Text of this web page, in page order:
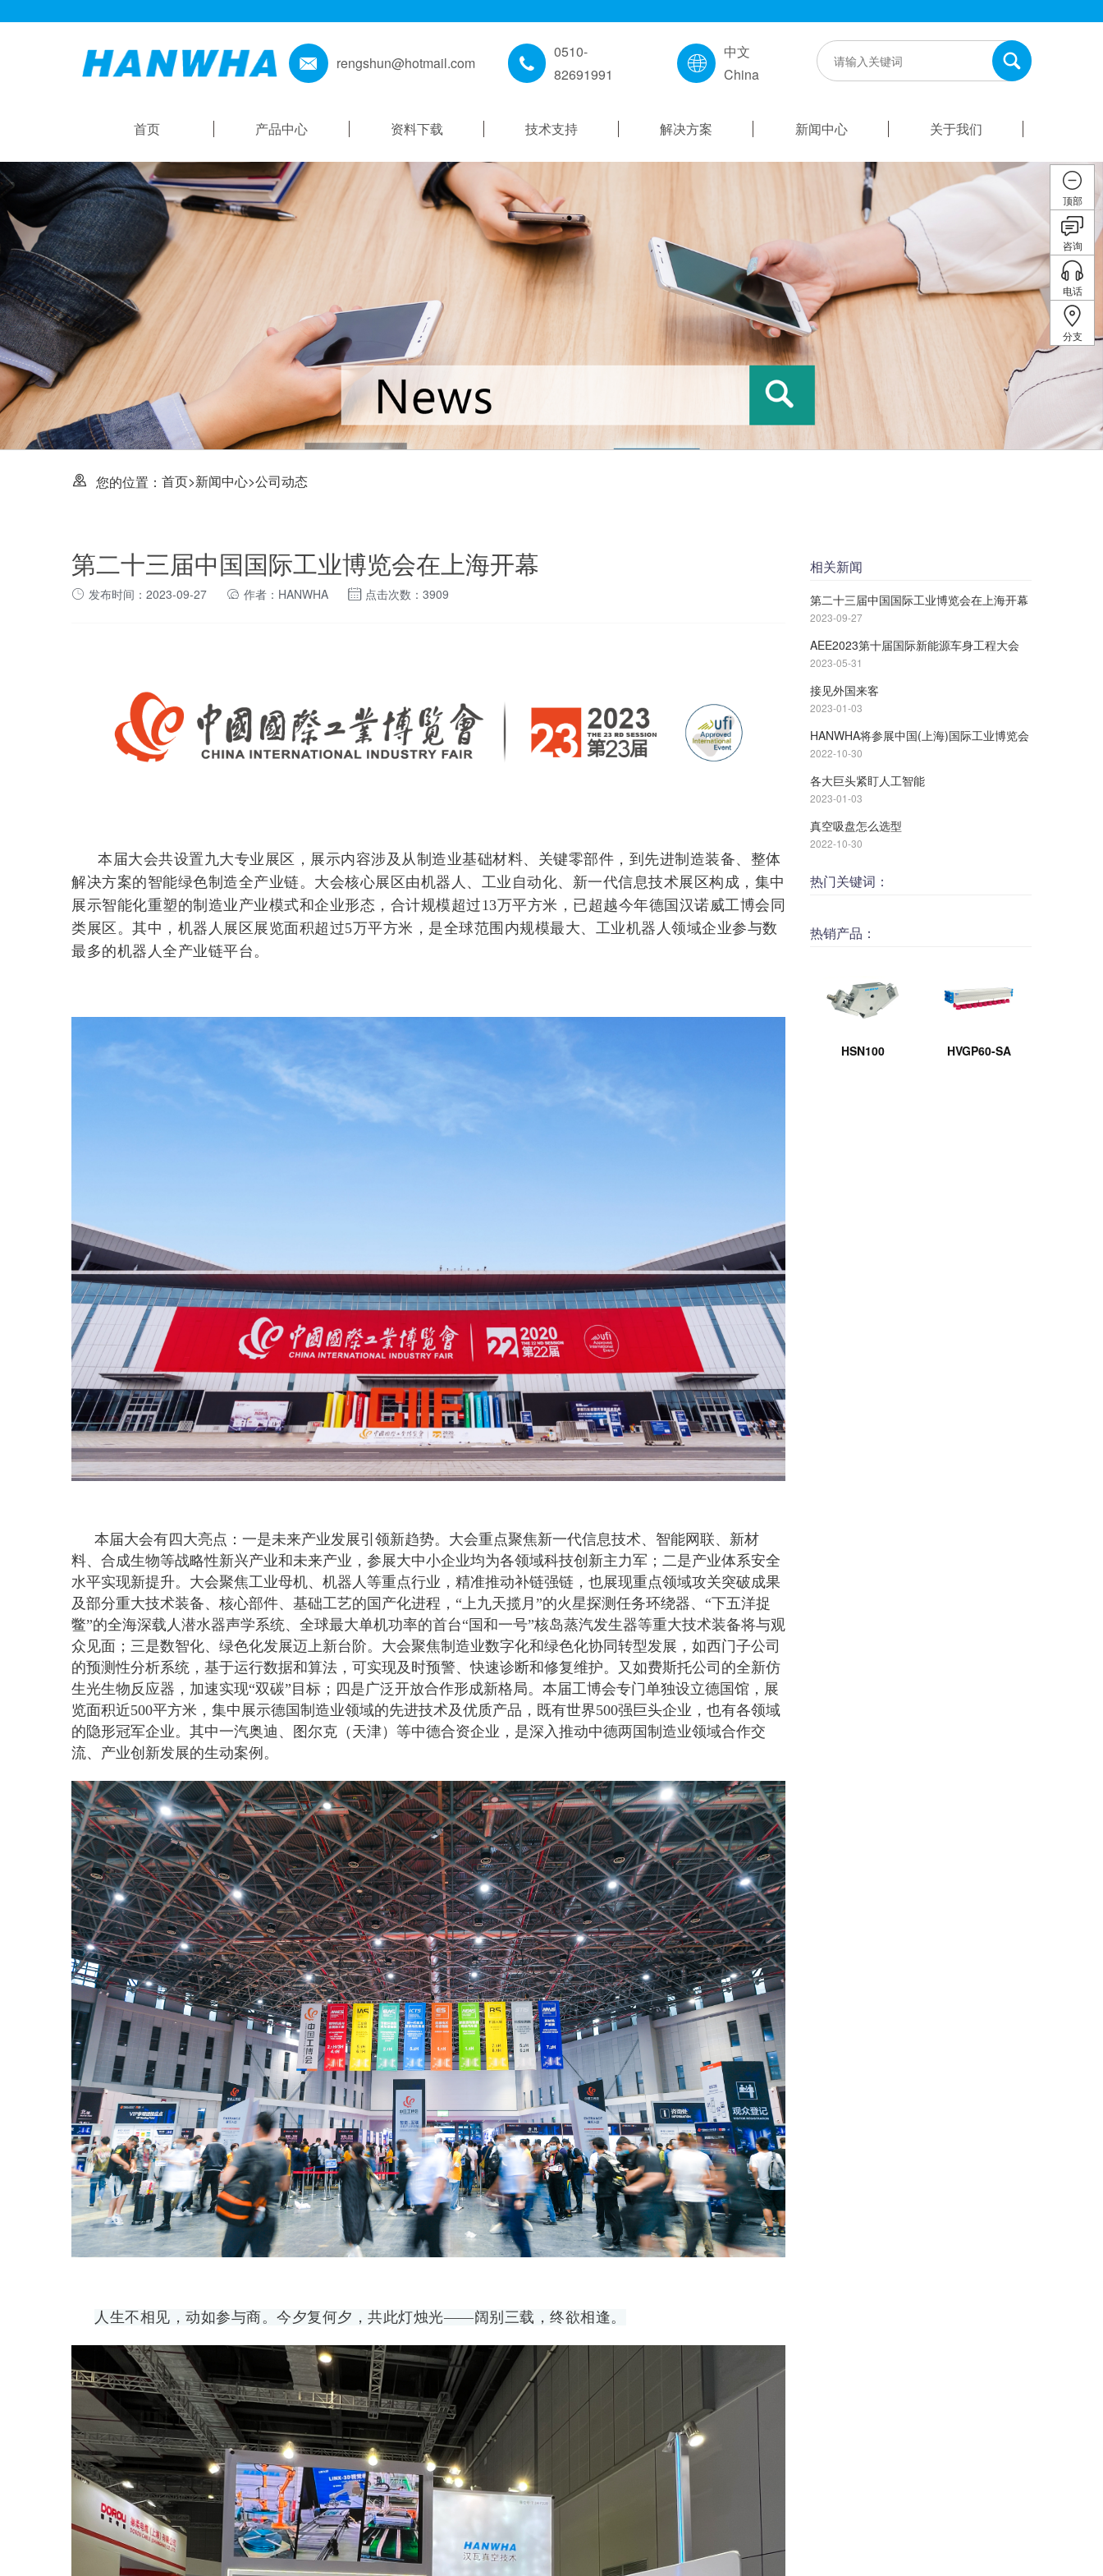
rengshun@hotmail.com
0510-
82691991
中文
China
首页 产品中心 资料下载 技术支持 解决方案 新闻中心 关于我们
您的位置： 首页>新闻中心>公司动态
第二十三届中国国际工业博览会在上海开幕
发布时间：2023-09-27 作者：HANWHA 点击次数：3909
本届大会共设置九大专业展区，展示内容涉及从制造业基础材料、关键零部件，到先进制造装备、整体
解决方案的智能绿色制造全产业链。大会核心展区由机器人、工业自动化、新一代信息技术展区构成，集中
展示智能化重塑的制造业产业模式和企业形态，合计规模超过13万平方米，已超越今年德国汉诺威工博会同
类展区。其中，机器人展区展览面积超过5万平方米，是全球范围内规模最大、工业机器人领域企业参与数
最多的机器人全产业链平台。
本届大会有四大亮点：一是未来产业发展引领新趋势。大会重点聚焦新一代信息技术、智能网联、新材
料、合成生物等战略性新兴产业和未来产业，参展大中小企业均为各领域科技创新主力军；二是产业体系安全
水平实现新提升。大会聚焦工业母机、机器人等重点行业，精准推动补链强链，也展现重点领域攻关突破成果
及部分重大技术装备、核心部件、基础工艺的国产化进程，“上九天揽月”的火星探测任务环绕器、“下五洋捉
鳖”的全海深载人潜水器声学系统、全球最大单机功率的首台“国和一号”核岛蒸汽发生器等重大技术装备将与观
众见面；三是数智化、绿色化发展迈上新台阶。大会聚焦制造业数字化和绿色化协同转型发展，如西门子公司
的预测性分析系统，基于运行数据和算法，可实现及时预警、快速诊断和修复维护。又如费斯托公司的全新仿
生光生物反应器，加速实现“双碳”目标；四是广泛开放合作形成新格局。本届工博会专门单独设立德国馆，展
览面积近500平方米，集中展示德国制造业领域的先进技术及优质产品，既有世界500强巨头企业，也有各领域
的隐形冠军企业。其中一汽奥迪、图尔克（天津）等中德合资企业，是深入推动中德两国制造业领域合作交
流、产业创新发展的生动案例。
人生不相见，动如参与商。今夕复何夕，共此灯烛光——阔别三载，终欲相逢。
相关新闻
第二十三届中国国际工业博览会在上海开幕
2023-09-27
AEE2023第十届国际新能源车身工程大会
2023-05-31
接见外国来客
2023-01-03
HANWHA将参展中国(上海)国际工业博览会
2022-10-30
各大巨头紧盯人工智能
2023-01-03
真空吸盘怎么选型
2022-10-30
热门关键词：
热销产品：
HSN100 HVGP60-SA
顶部
咨询
电话
分支